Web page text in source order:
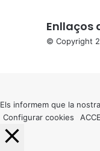
Enllaços
© Copyright
button
Els informem que la
Configurar cookies